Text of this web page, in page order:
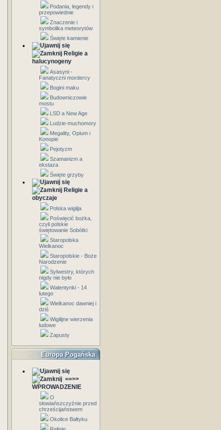
Podania, legendy i
przepowiednie
Znaczenie i
symbolika meteorytów
Święte kamienie
Religie a
halucynogeny
Asasyni -
Fanatyczni mordercy
Bogini maku
Budowniczowie
mostu
LSD a New Age
Ludzie-muchomory
Megality, Opium i
Konopie
Pejotyzm
Szamanizm a
ekstaza
Święte grzyby
Religie a
obyczaje
Polska wigilja
Poświęcić bożka,
czyli polskie
świętowanie Sobótki
Staropolska
Wielkanoc
Staropolskie - Boże
Narodzenie
Sylwestry, których
nigdy nie było
Walentynki - 14
lutego
Wielkanoc dawniej i
dziś
Wigilijne wierzenia
ludowe
Zapusty
Europa Pogańska
==>>
WPROWADZENIE
O
słowiańszczyźnie przed
chrześcijaństwem
Okolice Bałtyku